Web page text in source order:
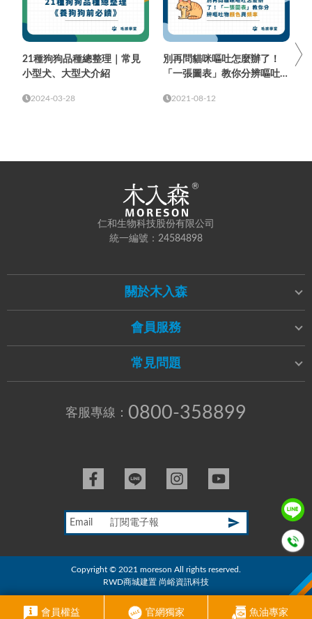
21種狗狗品種總整理｜常見
小型犬、大型犬介紹
2024-03-28
別再問貓咪嘔吐怎麼辦了！
「一張圖表」教你分辨嘔吐物
2021-08-12
仁和生物科技股份有限公司
統一編號：24584898
關於木入森
會員服務
常見問題
客服專線： 0800-358899
Email
Copyright © 2021 moreson All rights reserved.
RWD商城建置 尚峪資訊科技
會員權益 官網獨家 魚油專家